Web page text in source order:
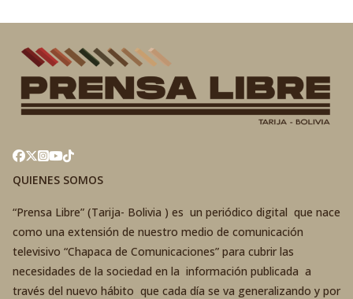
QUIENES SOMOS
“Prensa Libre” (Tarija- Bolivia ) es un periódico digital que nace
como una extensión de nuestro medio de comunicación
televisivo “Chapaca de Comunicaciones” para cubrir las
necesidades de la sociedad en la información publicada a
través del nuevo hábito que cada día se va generalizando y por